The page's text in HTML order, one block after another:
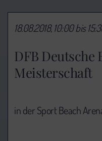
DFB Deutsche
Meisterschaft
18.08.2018, 10:00 bis
in der Sport Beach